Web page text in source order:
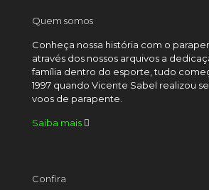
Quem somos
Conheça nossa história com o
através dos nossos arquivos a
família dentro do esporte, tudo
1997 quando Vicente Sabel realizou
voos de parapente.
Saiba mais
Confira